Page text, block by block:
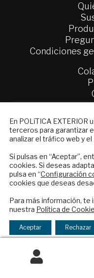
Condiciones
Informe
© 2026 -
Exterior. Todos
Legal|Política
Buscar
Financiado por el
Recuperación,
En POLíTICA EXTERIOR
terceros para garantizar
analizar el tráfico web y
Si pulsas en “Aceptar”,
cookies. Si deseas
pulsa en “Configuración
cookies que deseas
Para más información,
nuestra Política de
Aceptar Rechazar
Suscríbase a
reciba en su
internacional en
Checkbox
acepto
la
política
de
política de